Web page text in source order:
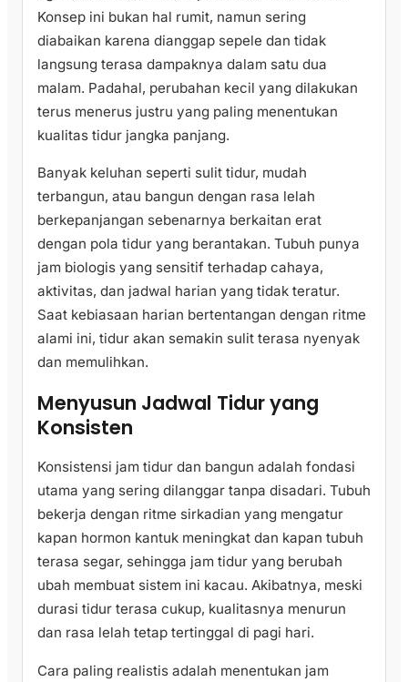
Konsep ini bukan hal rumit, namun sering
diabaikan karena dianggap sepele dan tidak
langsung terasa dampaknya dalam satu dua
malam. Padahal, perubahan kecil yang dilakukan
terus menerus justru yang paling menentukan
kualitas tidur jangka panjang.
Banyak keluhan seperti sulit tidur, mudah
terbangun, atau bangun dengan rasa lelah
berkepanjangan sebenarnya berkaitan erat
dengan pola tidur yang berantakan. Tubuh punya
jam biologis yang sensitif terhadap cahaya,
aktivitas, dan jadwal harian yang tidak teratur.
Saat kebiasaan harian bertentangan dengan ritme
alami ini, tidur akan semakin sulit terasa nyenyak
dan memulihkan.
Menyusun Jadwal Tidur yang
Konsisten
Konsistensi jam tidur dan bangun adalah fondasi
utama yang sering dilanggar tanpa disadari. Tubuh
bekerja dengan ritme sirkadian yang mengatur
kapan hormon kantuk meningkat dan kapan tubuh
terasa segar, sehingga jam tidur yang berubah
ubah membuat sistem ini kacau. Akibatnya, meski
durasi tidur terasa cukup, kualitasnya menurun
dan rasa lelah tetap tertinggal di pagi hari.
Cara paling realistis adalah menentukan jam